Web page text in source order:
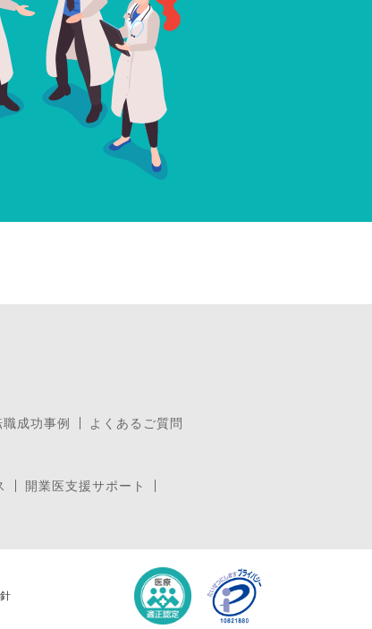
職成功事例 よくあるご質問
開業医支援サポート